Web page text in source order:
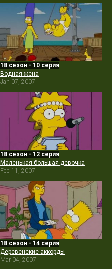
18 сезон - 10 серия
Водная жена
Jan 07, 2007
18 сезон - 12 серия
Маленькая большая девочка
Feb 11, 2007
18 сезон - 14 серия
Деревенские аккорды
Mar 04, 2007